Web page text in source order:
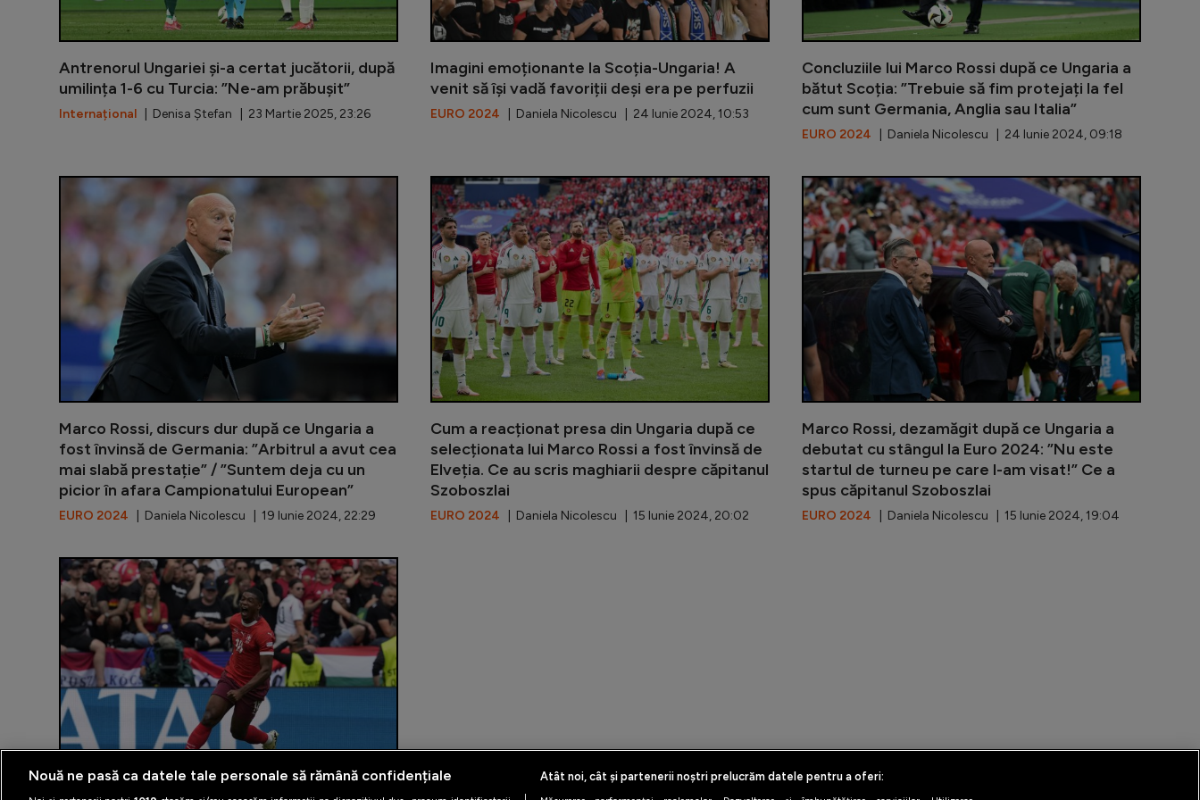
Antrenorul Ungariei și-a certat jucătorii, după
umilința 1-6 cu Turcia: ”Ne-am prăbușit”
Internațional | Denisa Ștefan | 23 Martie 2025, 23:26
Imagini emoționante la Scoția-Ungaria! A
venit să își vadă favoriții deși era pe perfuzii
EURO 2024 | Daniela Nicolescu | 24 Iunie 2024, 10:53
Concluziile lui Marco Rossi după ce Ungaria a
bătut Scoția: ”Trebuie să fim protejați la fel
cum sunt Germania, Anglia sau Italia”
EURO 2024 | Daniela Nicolescu | 24 Iunie 2024, 09:18
Marco Rossi, discurs dur după ce Ungaria a
fost învinsă de Germania: ”Arbitrul a avut cea
mai slabă prestație” / ”Suntem deja cu un
picior în afara Campionatului European”
EURO 2024 | Daniela Nicolescu | 19 Iunie 2024, 22:29
Marco Rossi, discurs dur după ce Ungaria a fost învinsă de
Cum a reacționat presa din Ungaria după ce
selecționata lui Marco Rossi a fost învinsă de
Elveția. Ce au scris maghiarii despre căpitanul
Szoboszlai
EURO 2024 | Daniela Nicolescu | 15 Iunie 2024, 20:02
Cum a
Marco Rossi, dezamăgit după ce Ungaria a
debutat cu stângul la Euro 2024: ”Nu este
startul de turneu pe care l-am visat!” Ce a
spus căpitanul Szoboszlai
EURO 2024 | Daniela Nicolescu | 15 Iunie 2024, 19:04
Nouă ne pasă ca datele tale personale să rămână confidențiale Atât noi, cât și partenerii noștri prelucrăm datele pentru a oferi: